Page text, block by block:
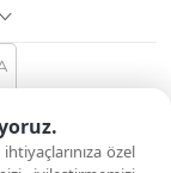
özel